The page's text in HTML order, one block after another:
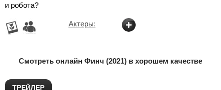
и робота?
Актеры:
Смотреть онлайн Финч (2021) в хорошем качестве
ТРЕЙЛЕР